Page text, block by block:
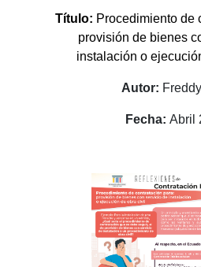
Título: Procedimiento de
provisión de bienes
instalación o
Autor:
Fecha: Abril